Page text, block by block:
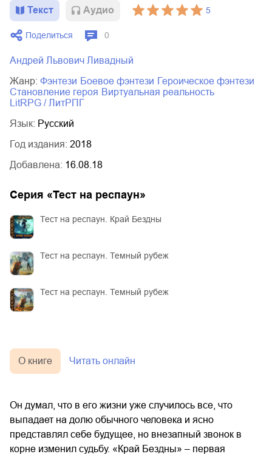
Текст Aудио 5
Поделиться 0
Андрей Львович Ливадный
Жанр:
фэнтези боевое фэнтези
героическое фэнтези
становление героя
виртуальная реальность
LitRPG / ЛитРПГ
Язык: Русский
Год издания: 2018
Добавлена: 16.08.18
Серия «Тест на респаун»
Тест на респаун. Край Бездны
Тест на респаун. Темный рубеж
Тест на респаун. Темный рубеж
О книге Читать онлайн
Он думал, что в его жизни уже случилось все, что
выпадает на долю обычного человека и ясно
представлял себе будущее, но внезапный звонок в
корне изменил судьбу. «Край Бездны» – первая